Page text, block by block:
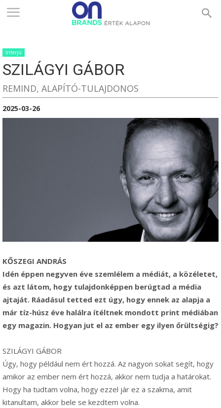
ONBRANDS
–
ÉRTÉK
Interjú
SZILÁGYI GÁBOR
REMIND, ALAPÍTÓ-TULAJDONOS
2025-03-26
KŐSZEGI ANDRÁS
Idén éppen negyven éve szemlélem a médiát, a közéletet,
és azt látom, hogy tulajdonképpen berúgtad a média
ajtaját. Ráadásul tetted ezt úgy, hogy ennek az alapja a
már tíz-húsz éve halálra ítéltnek mondott print médiában
egy magazin. Hogyan jut el az ember egy ilyen őrültségig?
SZILÁGYI GÁBOR
Úgy, hogy például nem ért hozzá. Az nagyon sokat segít, hogy
amikor az ember nem ért hozzá, akkor nem tudja a határokat.
Hogy ha tudtam volna, hogy ezzel jár ez a szakma, amit
kitanultam, akkor bele se kezdtem volna.